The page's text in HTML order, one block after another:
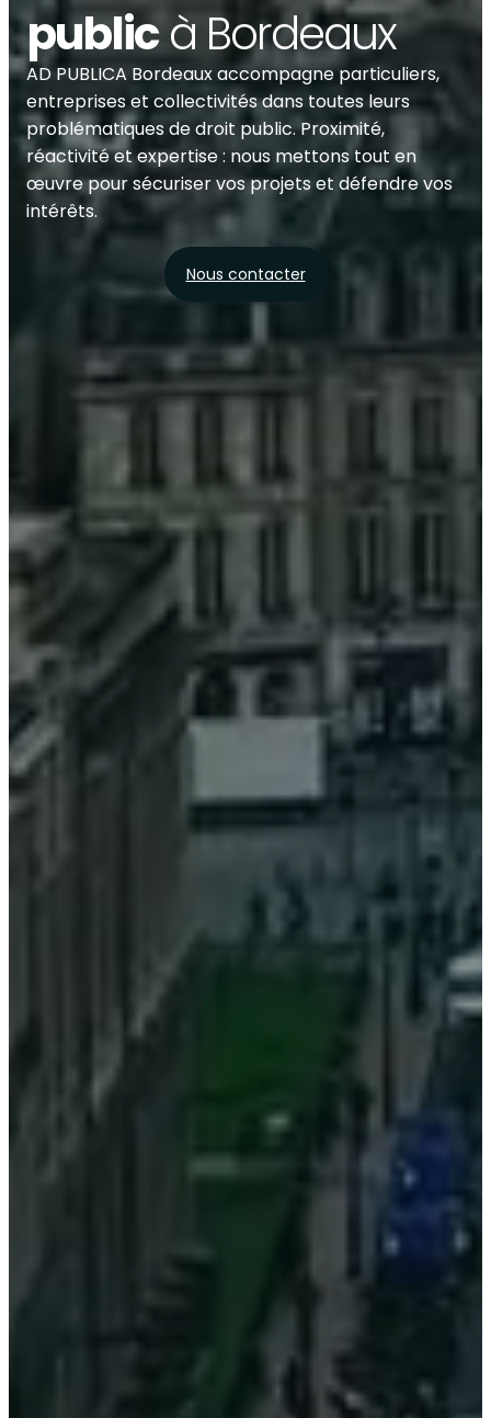
publicà Bordeaux
AD PUBLICA Bordeaux accompagne particuliers,
entreprises et collectivités dans toutes leurs
problématiques de droit public. Proximité,
réactivité et expertise : nous mettons tout en
œuvre pour sécuriser vos projets et défendre vos
intérêts.
Nous contacter